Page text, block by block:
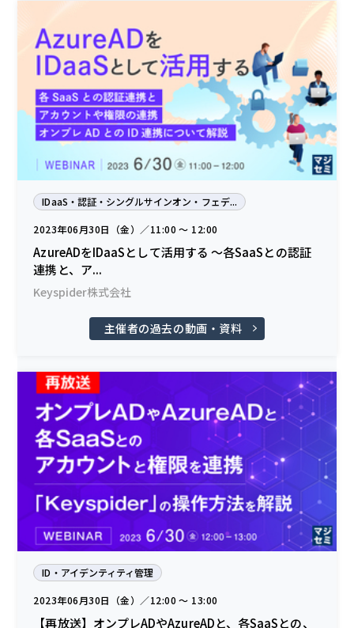
IDaaS・認証・シングルサインオン・フェデ...
2023年06月30日（金）／11:00 〜 12:00
AzureADをIDaaSとして活用する ～各SaaSとの認証
連携と、ア...
Keyspider株式会社
主催者の過去の動画・資料
ID・アイデンティティ管理
2023年06月30日（金）／12:00 〜 13:00
【再放送】オンプレADやAzureADと、各SaaSとの、